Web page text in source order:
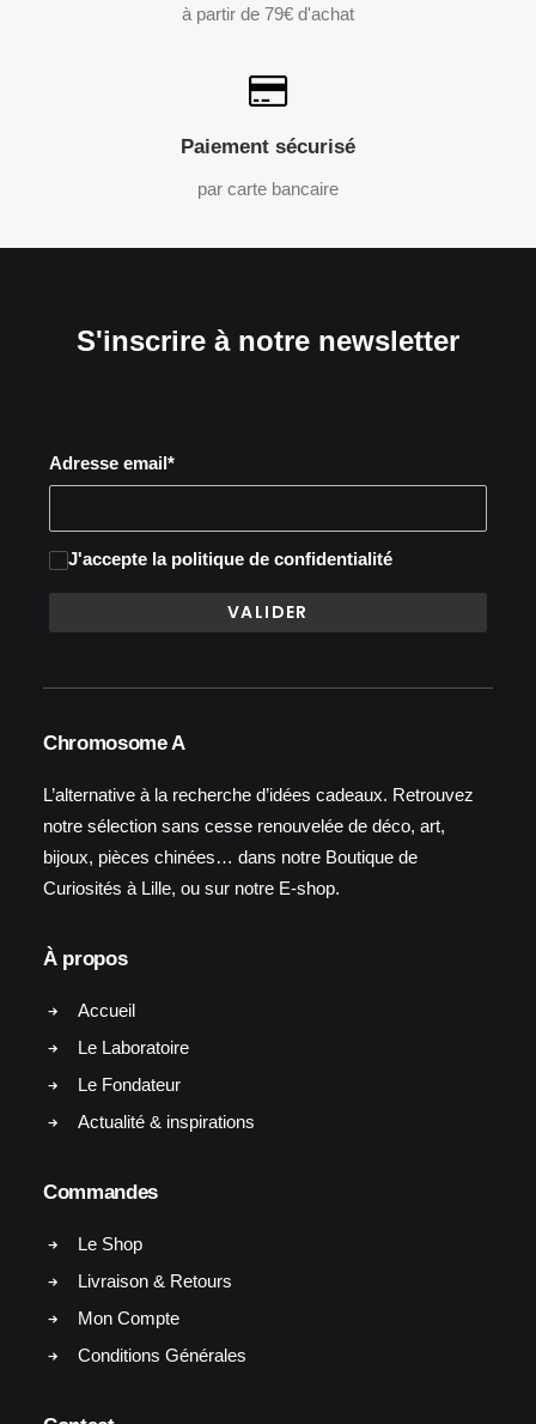
à partir de 79€ d'achat
Paiement sécurisé
par carte bancaire
S'inscrire à notre newsletter
Adresse email*
J'accepte la politique de confidentialité
Chromosome A
L’alternative à la recherche d’idées cadeaux. Retrouvez
notre sélection sans cesse renouvelée de déco, art,
bijoux, pièces chinées… dans notre Boutique de
Curiosités à Lille, ou sur notre E-shop.
À propos
Accueil
Le Laboratoire
Le Fondateur
Actualité & inspirations
Commandes
Le Shop
Livraison & Retours
Mon Compte
Conditions Générales